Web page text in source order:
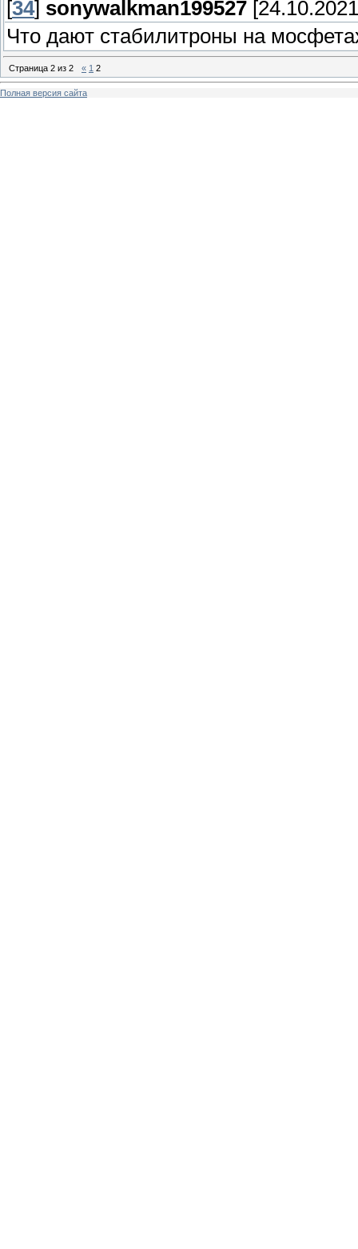
[34] sonywalkman199527
Что дают стабилитроны на
Страница 2 из 2 « 1 2
Полная версия сайта